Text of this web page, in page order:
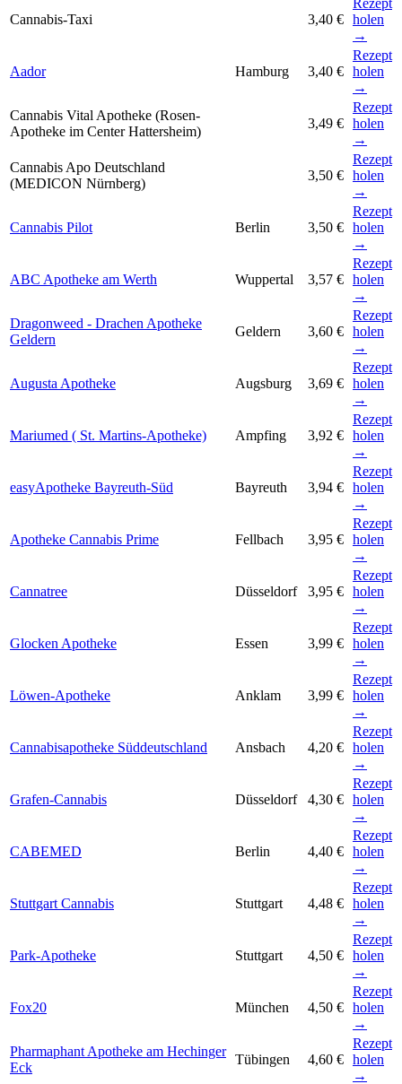
Cannabis-Taxi 3,40 € holen
→
Aador Hamburg 3,40 €
Rezept
holen
→
Cannabis Vital Apotheke (Rosen-
Apotheke im Center Hattersheim)
3,49 €
Rezept
holen
→
Cannabis Apo Deutschland
(MEDICON Nürnberg)
3,50 €
Rezept
holen
→
Cannabis Pilot Berlin 3,50 €
Rezept
holen
→
ABC Apotheke am Werth Wuppertal 3,57 €
Rezept
holen
→
Dragonweed - Drachen Apotheke
Geldern
Geldern 3,60 €
Rezept
holen
→
Augusta Apotheke Augsburg 3,69 €
Rezept
holen
→
Mariumed ( St. Martins-Apotheke) Ampfing 3,92 €
Rezept
holen
→
easyApotheke Bayreuth-Süd Bayreuth 3,94 €
Rezept
holen
→
Apotheke Cannabis Prime Fellbach 3,95 €
Rezept
holen
→
Cannatree Düsseldorf 3,95 €
Rezept
holen
→
Glocken Apotheke Essen 3,99 €
Rezept
holen
→
Löwen-Apotheke Anklam 3,99 €
Rezept
holen
→
Cannabisapotheke Süddeutschland Ansbach 4,20 €
Rezept
holen
→
Grafen-Cannabis Düsseldorf 4,30 €
Rezept
holen
→
CABEMED Berlin 4,40 €
Rezept
holen
→
Stuttgart Cannabis Stuttgart 4,48 €
Rezept
holen
→
Park-Apotheke Stuttgart 4,50 €
Rezept
holen
→
Fox20 München 4,50 €
Rezept
holen
→
Pharmaphant Apotheke am Hechinger
Eck
Tübingen 4,60 €
Rezept
holen
→